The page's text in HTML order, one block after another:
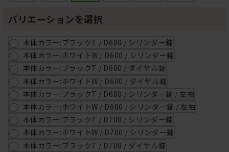
バリエーションを選択
本体カラー:ブラックT / D600 / シリンダー錠
本体カラー:ホワイトW / D600 / シリンダー錠
本体カラー:ブラックT / D600 / ダイヤル錠
本体カラー:ホワイトW / D600 / ダイヤル錠
本体カラー:ブラックT / D600 / シリンダー錠 / 左袖
本体カラー:ホワイトW / D600 / シリンダー錠 / 左袖
本体カラー:ブラックT / D700 / シリンダー錠
本体カラー:ホワイトW / D700 / シリンダー錠
本体カラー:ブラックT / D700 / ダイヤル錠